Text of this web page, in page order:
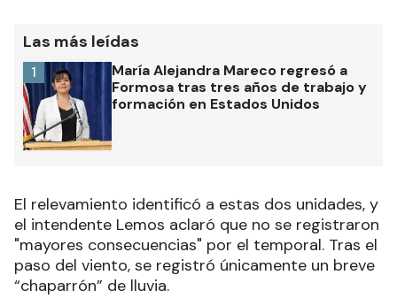
Las más leídas
María Alejandra Mareco regresó a
Formosa tras tres años de trabajo y
formación en Estados Unidos
1
El relevamiento identificó a estas dos unidades, y
el intendente Lemos aclaró que no se registraron
"mayores consecuencias" por el temporal. Tras el
paso del viento, se registró únicamente un breve
“chaparrón” de lluvia.